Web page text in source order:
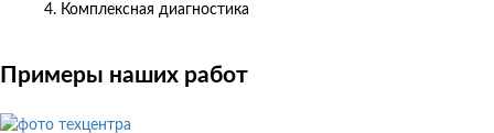
Комплексная диагностика
Примеры наших работ